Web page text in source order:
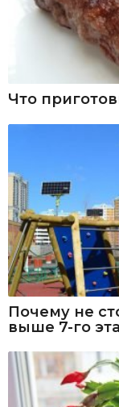
Что
Почему не
выше 7-го